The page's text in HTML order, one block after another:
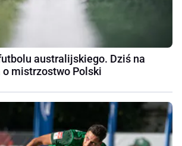
australijskiego. Dziś na
mistrzostwo Polski